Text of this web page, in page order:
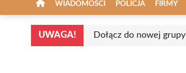
WIADOMOŚCI POLICJA FIRMY
UWAGA! Dołącz do nowej grupy